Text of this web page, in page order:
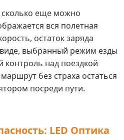
сколько еще можно
вся полетная
остаток заряда
выбранный режим езды
над поездкой
без страха остаться
посреди пути.
LED Оптика